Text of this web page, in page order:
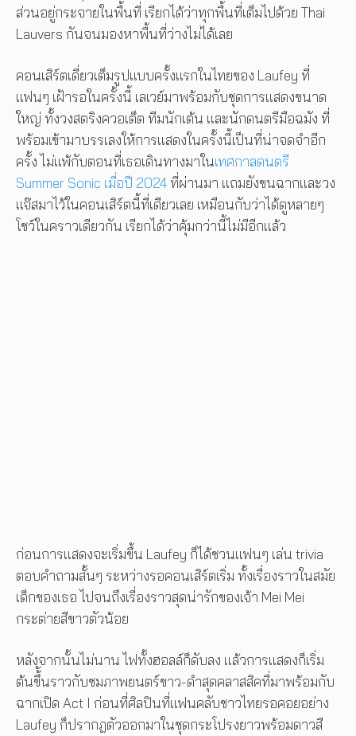
ส่วนอยู่กระจายในพื้นที่ เรียกได้ว่าทุกพื้นที่เต็มไปด้วย Thai
Lauvers กันจนมองหาพื้นที่ว่างไม่ได้เลย
คอนเสิร์ตเดี่ยวเต็มรูปแบบครั้งแรกในไทยของ Laufey ที่
แฟนๆ เฝ้ารอในครั้งนี้ เลเวย์มาพร้อมกับชุดการแสดงขนาด
ใหญ่ ทั้งวงสตริงควอเต็ต ทีมนักเต้น และนักดนตรีมือฉมัง ที่
พร้อมเข้ามาบรรเลงให้การแสดงในครั้งนี้เป็นที่น่าจดจำอีก
ครั้ง ไม่แพ้กับตอนที่เธอเดินทางมาในเทศกาลดนตรี
Summer Sonic เมื่อปี 2024 ที่ผ่านมา แถมยังขนฉากและวง
แจ๊สมาไว้ในคอนเสิร์ตนี้ที่เดียวเลย เหมือนกับว่าได้ดูหลายๆ
โชว์ในคราวเดียวกัน เรียกได้ว่าคุ้มกว่านี้ไม่มีอีกแล้ว
ก่อนการแสดงจะเริ่มขึ้น Laufey ก็ได้ชวนแฟนๆ เล่น trivia
ตอบคำถามสั้นๆ ระหว่างรอคอนเสิร์ตเริ่ม ทั้งเรื่องราวในสมัย
เด็กของเธอ ไปจนถึงเรื่องราวสุดน่ารักของเจ้า Mei Mei
กระต่ายสีขาวตัวน้อย
หลังจากนั้นไม่นาน ไฟทั้งฮอลล์ก็ดับลง แล้วการแสดงก็เริ่ม
ต้นขึ้้นราวกับชมภาพยนตร์ขาว-ดำสุดคลาสสิคที่มาพร้อมกับ
ฉากเปิด Act I ก่อนที่ศิลปินที่แฟนคลับชาวไทยรอคอยอย่าง
Laufey ก็ปรากฎตัวออกมาในชุดกระโปรงยาวพร้อมดาวสี